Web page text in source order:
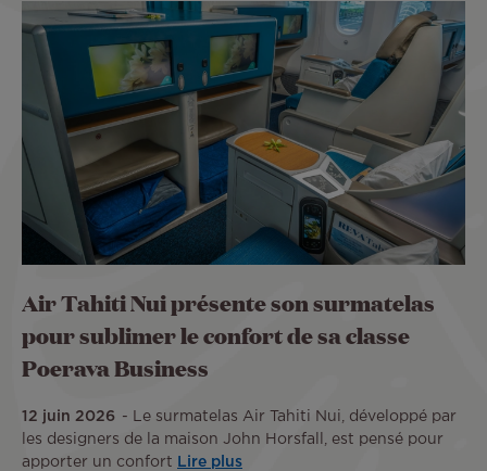
Air Tahiti Nui présente son surmatelas
pour sublimer le confort de sa classe
Poerava Business
12 juin 2026
Le surmatelas Air Tahiti Nui, développé par
les designers de la maison John Horsfall, est pensé pour
apporter un confort
Lire plus